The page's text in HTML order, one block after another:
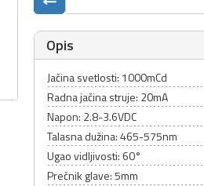
Opis
Jačina svetlosti: 1000mCd
Radna jačina struje: 20mA
Napon: 2.8-3.6VDC
Talasna dužina: 465-575nm
Ugao vidljivosti: 60°
Prečnik glave: 5mm